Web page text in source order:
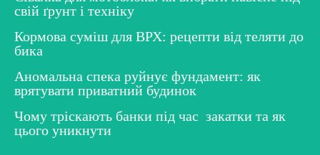
свій ґрунт і техніку
Кормова суміш для ВРХ: рецепти від теляти до
бика
Аномальна спека руйнує фундамент: як
врятувати приватний будинок
Чому тріскають банки під час закатки та як
цього уникнути